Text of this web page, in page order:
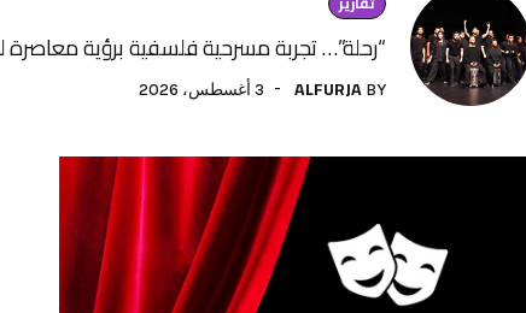
“رحلة”… تجربة مسرحية فلسفية برؤية معاصرة لفنون الأداء
BY
ALFURJA 3 أغسطس، 2026